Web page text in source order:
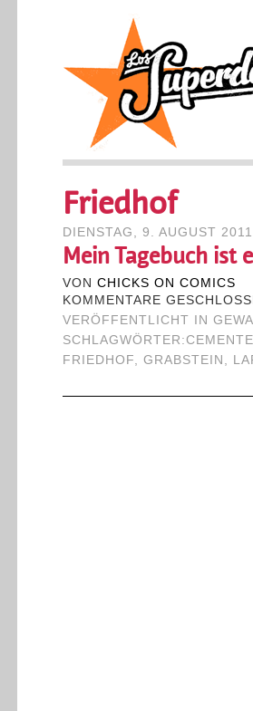
Friedhof
DIENSTAG, 9. AUGUST 2011
Mein Tagebuch ist
VON CHICKS ON COMICS
KOMMENTARE
VERÖFFENTLICHT IN
SCHLAGWÖRTER:
FRIEDHOF, GRABSTEIN ,